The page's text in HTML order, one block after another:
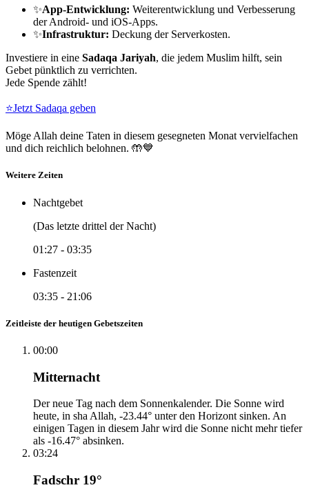
✨App-Entwicklung: Weiterentwicklung und Verbesserung
der Android- und iOS-Apps.
✨Infrastruktur: Deckung der Serverkosten.
Investiere in eine Sadaqa Jariyah, die jedem Muslim hilft, sein
Gebet pünktlich zu verrichten.
Jede Spende zählt!
⭐Jetzt Sadaqa geben
Möge Allah deine Taten in diesem gesegneten Monat vervielfachen
und dich reichlich belohnen. 🤲💙
Weitere Zeiten
Nachtgebet
(Das letzte drittel der Nacht)
01:27 - 03:35
Fastenzeit
03:35 - 21:06
Zeitleiste der heutigen Gebetszeiten
00:00
Mitternacht
Der neue Tag nach dem Sonnenkalender. Die Sonne wird
heute, in sha Allah, -23.44° unter den Horizont sinken. An
einigen Tagen in diesem Jahr wird die Sonne nicht mehr tiefer
als -16.47° absinken.
03:24
Fadschr 19°